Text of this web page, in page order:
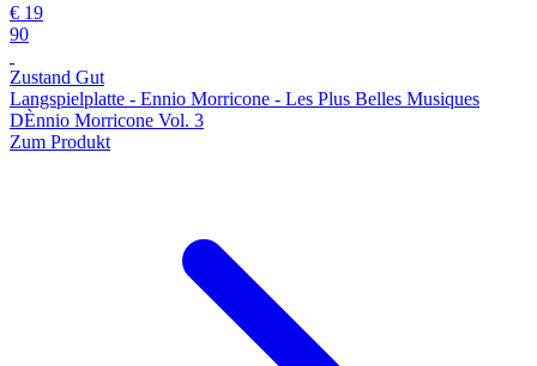
€ 19
90
Zustand Gut
Langspielplatte - Ennio Morricone - Les Plus Belles Musiques
DÈnnio Morricone Vol. 3
Zum Produkt